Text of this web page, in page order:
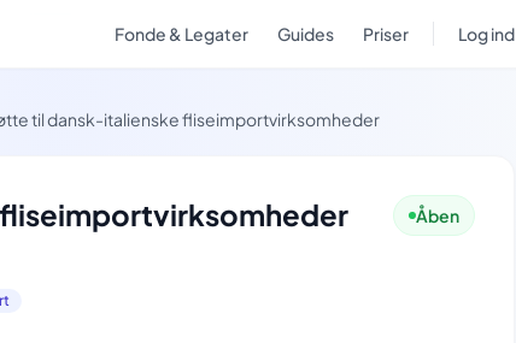
Fonde & Legater Guides Priser Log ind
til dansk-italienske fliseimportvirksomheder
Åben